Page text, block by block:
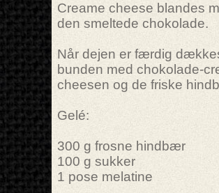
Creame cheese blandes
den smeltede chokolade.
Når dejen er færdig
bunden med chokolade-
cheesen og de friske
Gelé:
300 g frosne hindbær
100 g sukker
1 pose melatine